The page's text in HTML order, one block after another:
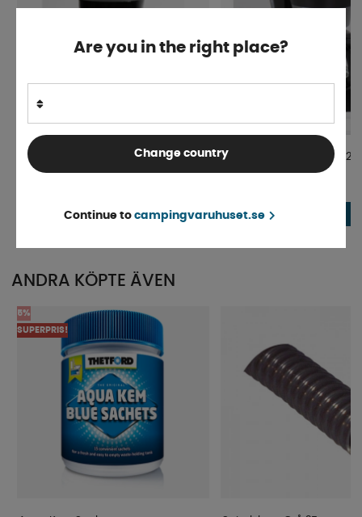
Kaffebryggare för Gasol
KÖP!
Camp4 Kaffebryggare 12V
365 kr
ANDRA KÖPTE ÄVEN
5%
SUPERPRIS!
Are you in the right place?
Change country
Continue to campingvaruhuset.se